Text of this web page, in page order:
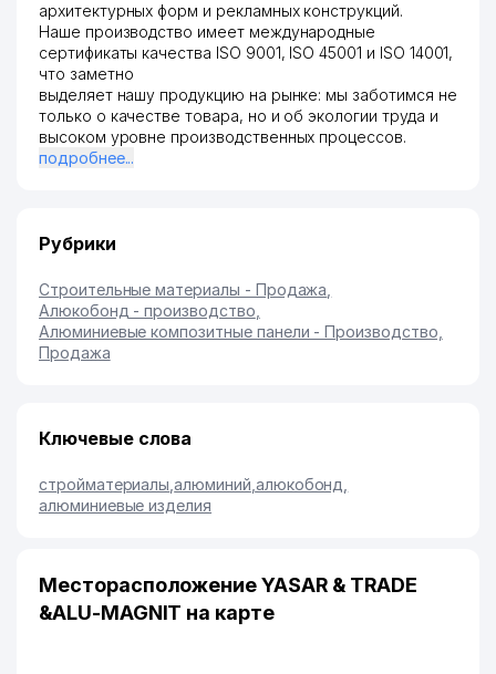
архитектурных форм и рекламных конструкций.
Наше производство имеет международные
сертификаты качества ISO 9001, ISO 45001 и ISO 14001,
что заметно
выделяет нашу продукцию на рынке: мы заботимся не
только о качестве товара, но и об экологии труда и
высоком уровне производственных процессов.
подробнее...
Рубрики
Строительные материалы - Продажа
Алюкобонд - производство
Алюминиевые композитные панели - Производство,
Продажа
Ключевые слова
стройматериалы ,алюминий алюкобонд
алюминиевые изделия
Месторасположение YASAR & TRADE
&ALU-MAGNIT на карте